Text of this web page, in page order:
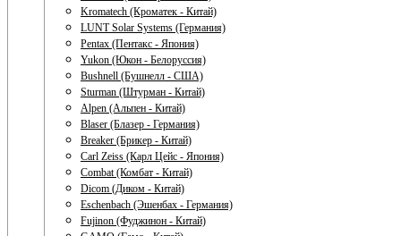
Kromatech (Кроматек - Китай)
LUNT Solar Systems (Германия)
Pentax (Пентакс - Япония)
Yukon (Юкон - Белоруссия)
Bushnell (Бушнелл - США)
Sturman (Штурман - Китай)
Alpen (Альпен - Китай)
Blaser (Блазер - Германия)
Breaker (Брикер - Китай)
Carl Zeiss (Карл Цейс - Япония)
Combat (Комбат - Китай)
Dicom (Диком - Китай)
Eschenbach (Эшенбах - Германия)
Fujinon (Фуджинон - Китай)